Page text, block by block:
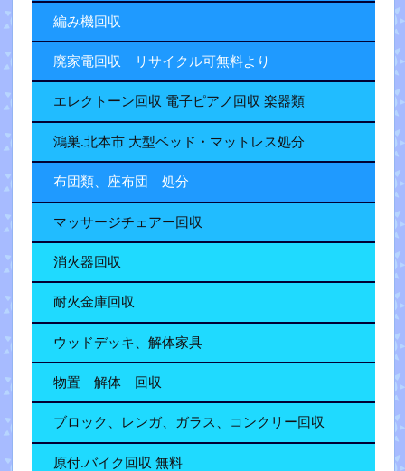
編み機回収
廃家電回収 リサイクル可無料より
エレクトーン回収 電子ピアノ回収 楽器類
鴻巣.北本市 大型ベッド・マットレス処分
布団類、座布団 処分
マッサージチェアー回収
消火器回収
耐火金庫回収
ウッドデッキ、解体家具
物置 解体 回収
ブロック、レンガ、ガラス、コンクリー回収
原付.バイク回収 無料